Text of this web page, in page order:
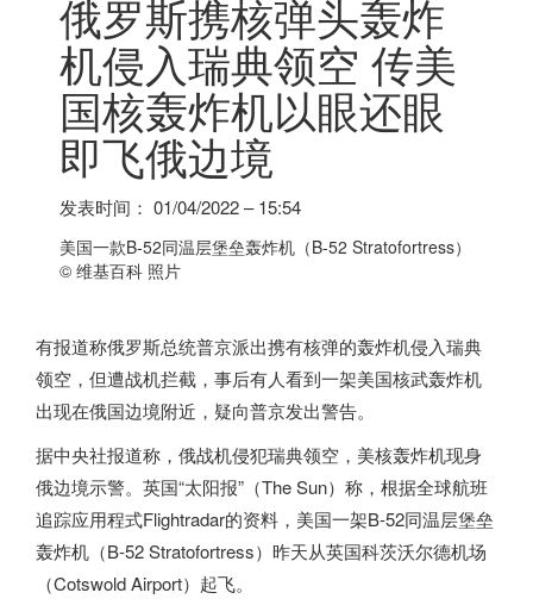
俄罗斯携核弹头轰炸
机侵入瑞典领空 传美
国核轰炸机以眼还眼
即飞俄边境
发表时间： 01/04/2022 – 15:54
美国一款B-52同温层堡垒轰炸机（B-52 Stratofortress）
© 维基百科 照片
有报道称俄罗斯总统普京派出携有核弹的轰炸机侵入瑞典
领空，但遭战机拦截，事后有人看到一架美国核武轰炸机
出现在俄国边境附近，疑向普京发出警告。
据中央社报道称，俄战机侵犯瑞典领空，美核轰炸机现身
俄边境示警。英国“太阳报”（The Sun）称，根据全球航班
追踪应用程式Flightradar的资料，美国一架B-52同温层堡垒
轰炸机（B-52 Stratofortress）昨天从英国科茨沃尔德机场
（Cotswold Airport）起飞。